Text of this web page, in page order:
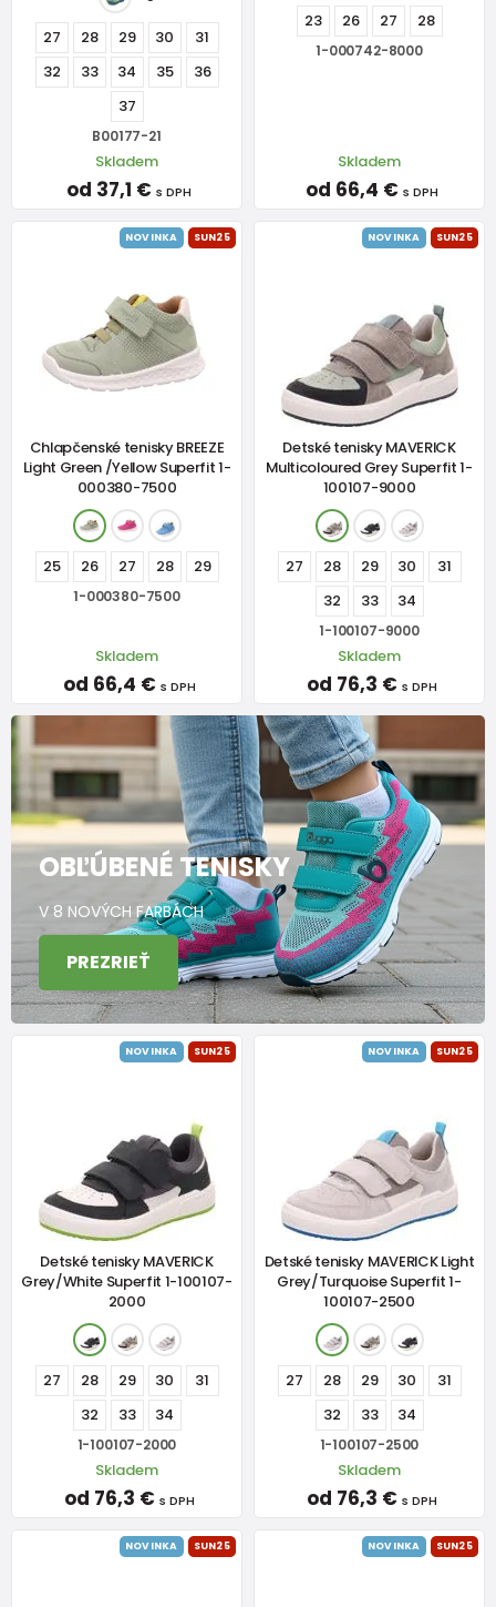
27 28 29 30
31
32
33 34 35
36
37
B00177-21
Skladem
od 37,1 € s DPH
23 26 27 28
1-000742-8000
Skladem
od 66,4 € s DPH
NOVINKA SUN25
Chlapčenské tenisky BREEZE
Light Green /Yellow Superfit 1-
000380-7500
25 26 27 28 29
1-000380-7500
Skladem
od 66,4 € s DPH
NOVINKA SUN25
Detské tenisky MAVERICK
Multicoloured Grey Superfit 1-
100107-9000
27 28 29 30
31
32
33 34
1-100107-9000
Skladem
od 76,3 € s DPH
OBĽÚBENÉ TENISKY
V 8 NOVÝCH FARBÁCH
PREZRIEŤ
NOVINKA SUN25
Detské tenisky MAVERICK
Grey/White Superfit 1-100107-
2000
27 28 29 30
31
32
33 34
1-100107-2000
Skladem
od 76,3 € s DPH
NOVINKA SUN25
Detské tenisky MAVERICK Light
Grey/Turquoise Superfit 1-
100107-2500
27 28 29 30
31
32
33 34
1-100107-2500
Skladem
od 76,3 € s DPH
NOVINKA SUN25 NOVINKA SUN25